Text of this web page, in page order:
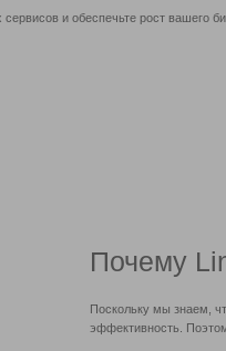
и обеспечьте рост вашего
Почему
Поскольку мы знаем,
эффективность.